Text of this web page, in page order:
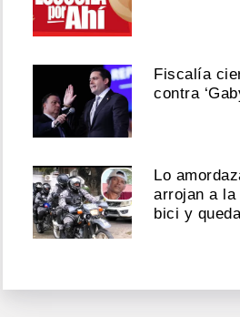
Fiscalía
contra
Lo
arrojan a
bici y